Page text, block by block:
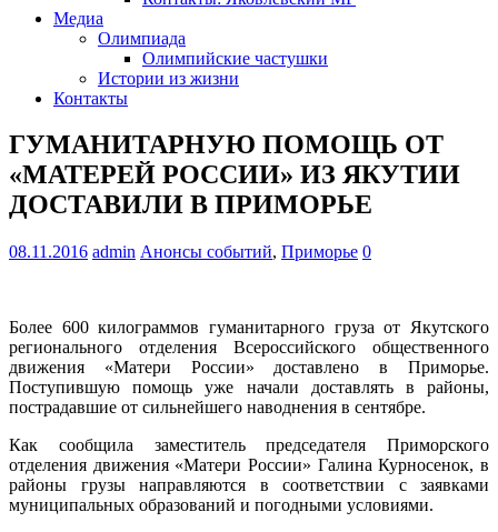
Медиа
Олимпиада
Олимпийские частушки
Истории из жизни
Контакты
ГУМАНИТАРНУЮ ПОМОЩЬ ОТ
«МАТЕРЕЙ РОССИИ» ИЗ ЯКУТИИ
ДОСТАВИЛИ В ПРИМОРЬЕ
08.11.2016 admin Анонсы событий, Приморье 0
Более 600 килограммов гуманитарного груза от Якутского
регионального отделения Всероссийского общественного
движения «Матери России» доставлено в Приморье.
Поступившую помощь уже начали доставлять в районы,
пострадавшие от сильнейшего наводнения в сентябре.
Как сообщила заместитель председателя Приморского
отделения движения «Матери России» Галина Курносенок, в
районы грузы направляются в соответствии с заявками
муниципальных образований и погодными условиями.